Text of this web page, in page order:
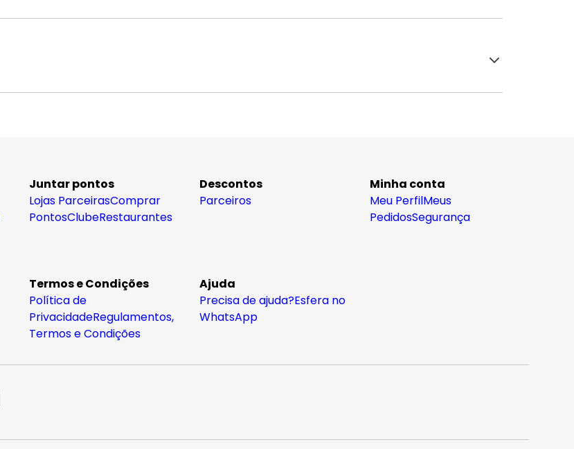
Juntar pontos
Lojas ParceirasComprar
PontosClubeRestaurantes
Descontos
Parceiros
Minha conta
Meu PerfilMeus
PedidosSegurança
Termos e Condições
Política de
PrivacidadeRegulamentos,
Termos e Condições
Ajuda
Precisa de ajuda?Esfera no
WhatsApp